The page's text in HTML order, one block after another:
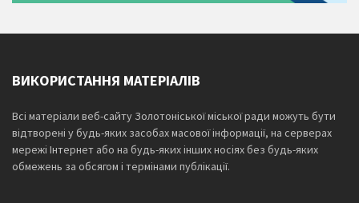
ВИКОРИСТАННЯ МАТЕРІАЛІВ
Всі матеріали веб-сайту Золотоніської міської ради можуть бути
відтворені у будь-яких засобах масової інформації, на серверах
мережі Інтернет або на будь-яких інших носіях без будь-яких
обмежень за обсягом і термінами публікації.